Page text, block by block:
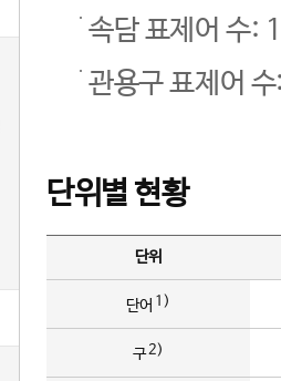
속담 표제어 수:
관용구 표제어
단위별 현황
단위
단어 1)
구2)